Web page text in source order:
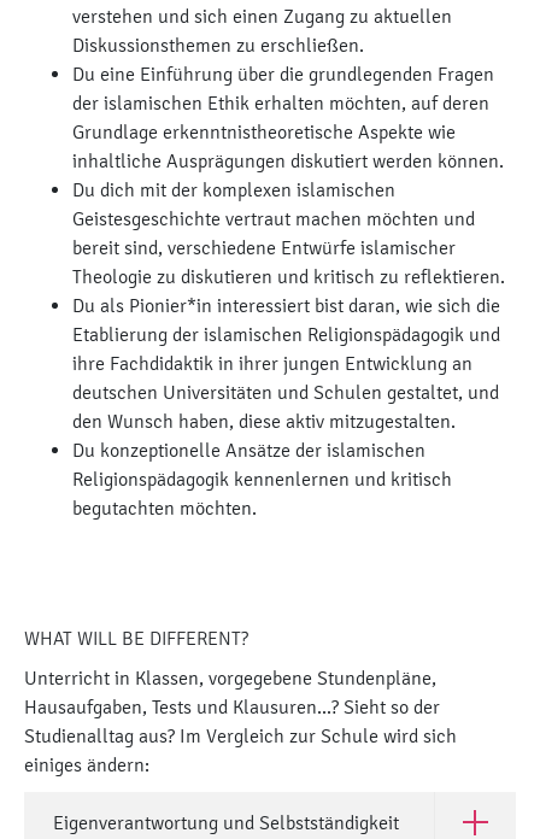
verstehen und sich einen Zugang zu aktuellen
Diskussionsthemen zu erschließen.
Du eine Einführung über die grundlegenden Fragen
der islamischen Ethik erhalten möchten, auf deren
Grundlage erkenntnistheoretische Aspekte wie
inhaltliche Ausprägungen diskutiert werden können.
Du dich mit der komplexen islamischen
Geistesgeschichte vertraut machen möchten und
bereit sind, verschiedene Entwürfe islamischer
Theologie zu diskutieren und kritisch zu reflektieren.
Du als Pionier*in interessiert bist daran, wie sich die
Etablierung der islamischen Religionspädagogik und
ihre Fachdidaktik in ihrer jungen Entwicklung an
deutschen Universitäten und Schulen gestaltet, und
den Wunsch haben, diese aktiv mitzugestalten.
Du konzeptionelle Ansätze der islamischen
Religionspädagogik kennenlernen und kritisch
begutachten möchten.
WHAT WILL BE DIFFERENT?
Unterricht in Klassen, vorgegebene Stundenpläne,
Hausaufgaben, Tests und Klausuren...? Sieht so der
Studienalltag aus? Im Vergleich zur Schule wird sich
einiges ändern:
Eigenverantwortung und Selbstständigkeit Open